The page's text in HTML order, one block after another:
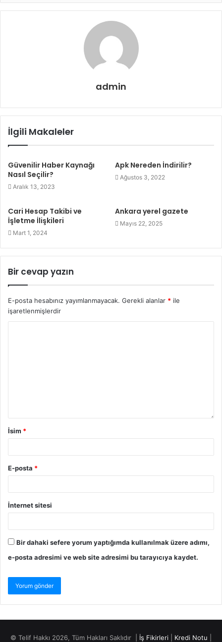
admin
İlgili Makaleler
Güvenilir Haber Kaynağı
Nasıl Seçilir?
Aralık 13, 2023
Apk Nereden İndirilir?
Ağustos 3, 2022
Cari Hesap Takibi ve
İşletme İlişkileri
Mart 1, 2024
Ankara yerel gazete
Mayıs 22, 2025
Bir cevap yazın
E-posta hesabınız yayımlanmayacak. Gerekli alanlar * ile
işaretlenmişlerdir
İsim *
E-posta *
İnternet sitesi
Bir dahaki sefere yorum yaptığımda kullanılmak üzere adımı,
e-posta adresimi ve web site adresimi bu tarayıcıya kaydet.
© Telif Hakkı 2026, Tüm Hakları Saklıdır | İş Fikirleri Kredi Notu